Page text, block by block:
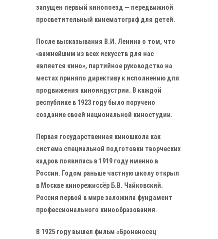
запущен первый кинопоезд — передвижной
просветительный кинематограф для детей.
После высказывания В.И. Ленина о том, что
«важнейшим из всех искусств для нас
является кино», партийное руководство на
местах приняло директиву к исполнению для
продвижения киноиндустрии. В каждой
республике в 1923 году было поручено
создание своей национальной киностудии.
Первая государственная киношкола как
система специальной подготовки творческих
кадров появилась в 1919 году именно в
России. Годом раньше частную школу открыл
в Москве кинорежиссёр Б.В. Чайковский.
Россия первой в мире заложила фундамент
профессионального кинообразования.
В 1925 году вышел фильм «Броненосец